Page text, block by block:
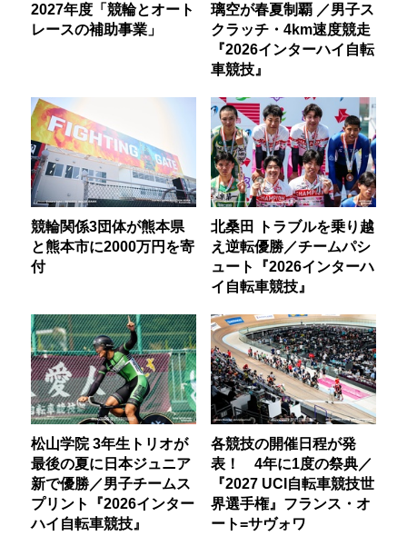
2027年度「競輪とオート
レースの補助事業」
璃空が春夏制覇 ／男子ス
クラッチ・4km速度競走
『2026インターハイ自転
車競技』
競輪関係3団体が熊本県
と熊本市に2000万円を寄
付
北桑田 トラブルを乗り越
え逆転優勝／チームパシ
ュート『2026インターハ
イ自転車競技』
松山学院 3年生トリオが
最後の夏に日本ジュニア
新で優勝／男子チームス
プリント『2026インター
ハイ自転車競技』
各競技の開催日程が発
表！ 4年に1度の祭典／
『2027 UCI自転車競技世
界選手権』フランス・オ
ート=サヴォワ